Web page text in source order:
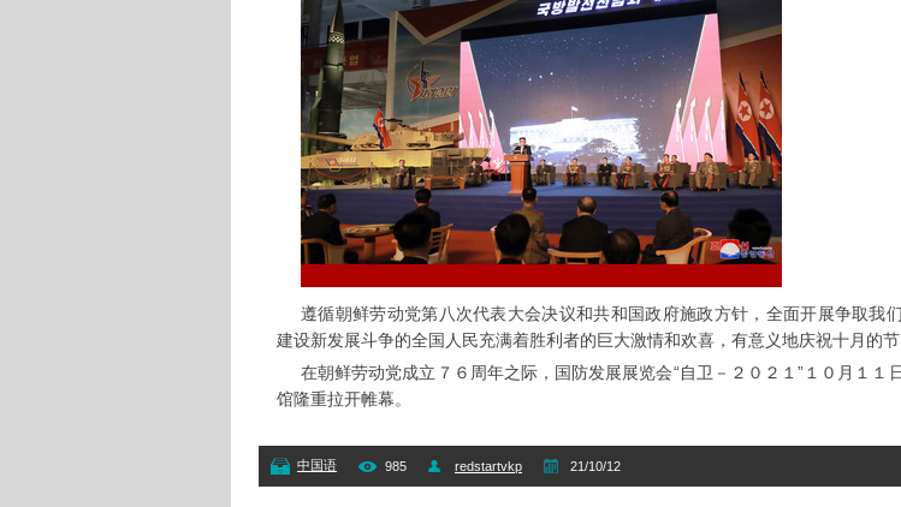
遵循朝鲜劳动党第八次代表大会决议和共和国政府施政方针，全面开展争取我
建设新发展斗争的全国人民充满着胜利者的巨大激情和欢喜，有意义地庆祝十月的节
在朝鲜劳动党成立７６周年之际，国防发展展览会“自卫－２０２１”１０月１１
馆隆重拉开帷幕。
中国语 985 redstartvkp 21/10/12